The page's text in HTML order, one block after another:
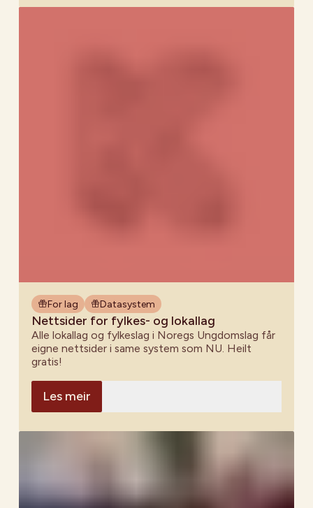
For lag Datasystem
Nettsider for fylkes- og lokallag
Alle lokallag og fylkeslag i Noregs Ungdomslag får
eigne nettsider i same system som NU. Heilt
gratis!
Les meir